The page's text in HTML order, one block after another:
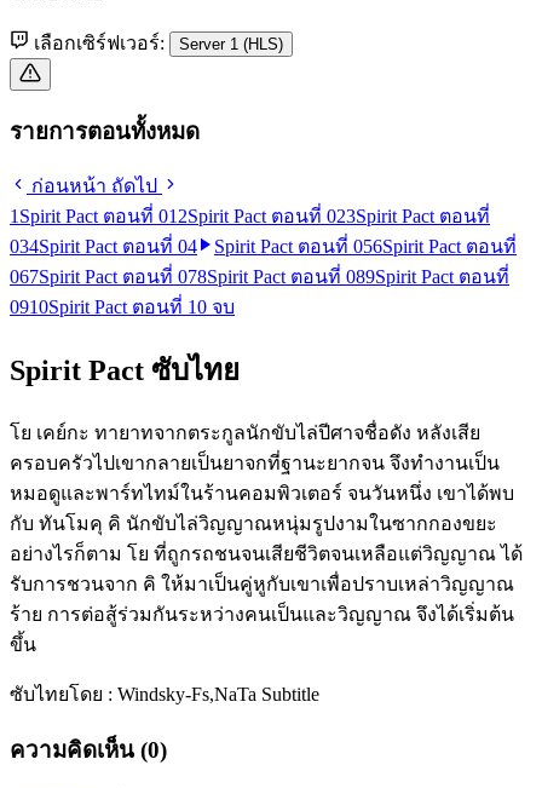
เลือกเซิร์ฟเวอร์: Server 1 (HLS)
รายการตอนทั้งหมด
ก่อนหน้า ถัดไป
1 Spirit Pact ตอนที่ 01 2Spirit Pact ตอนที่ 023Spirit Pact ตอนที่
034Spirit Pact ตอนที่ 04 Spirit Pact ตอนที่ 056Spirit Pact ตอนที่
067Spirit Pact ตอนที่ 078Spirit Pact ตอนที่ 089Spirit Pact ตอนที่
0910Spirit Pact ตอนที่ 10 จบ
Spirit Pact ซับไทย
โย เคย์กะ ทายาทจากตระกูลนักขับไล่ปีศาจชื่อดัง หลังเสีย
ครอบครัวไปเขากลายเป็นยาจกที่ฐานะยากจน จึงทำงานเป็น
หมอดูและพาร์ทไทม์ในร้านคอมพิวเตอร์ จนวันหนึ่ง เขาได้พบ
กับ ทันโมคุ คิ นักขับไล่วิญญาณหนุ่มรูปงามในซากกองขยะ
อย่างไรก็ตาม โย ที่ถูกรถชนจนเสียชีวิตจนเหลือแต่วิญญาณ ได้
รับการชวนจาก คิ ให้มาเป็นคู่หูกับเขาเพื่อปราบเหล่าวิญญาณ
ร้าย การต่อสู้ร่วมกันระหว่างคนเป็นและวิญญาณ จึงได้เริ่มต้น
ขึ้น
ซับไทยโดย : Windsky-Fs,NaTa Subtitle
ความคิดเห็น (0)